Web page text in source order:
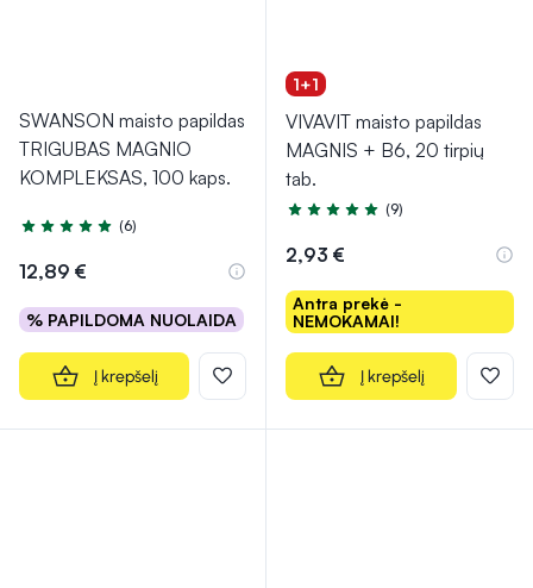
SWANSON maisto papildas
TRIGUBAS MAGNIO
KOMPLEKSAS, 100 kaps.
Įvertinimas 5.0 iš 5
(6)
12,89 €
% PAPILDOMA NUOLAIDA
Į krepšelį
1+1
VIVAVIT maisto papildas
MAGNIS + B6, 20 tirpių
tab.
Įvertinimas 4.9 iš 5
(9)
2,93 €
Antra prekė -
NEMOKAMAI!
Į krepšelį